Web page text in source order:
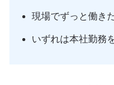
現場でずっと働き
いずれは本社勤務